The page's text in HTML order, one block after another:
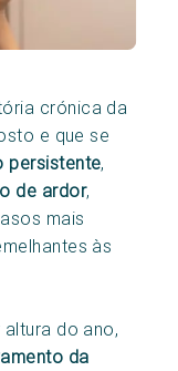
crónica da
e que se
persistente,
de ardor,
mais
às
do ano,
da